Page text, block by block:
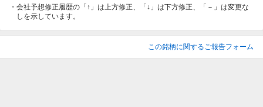
会社予想修正履歴の「↑」は上方修正、「↓」は下方修正、「－」は変更な
しを示しています。
この銘柄に関するご報告フォーム